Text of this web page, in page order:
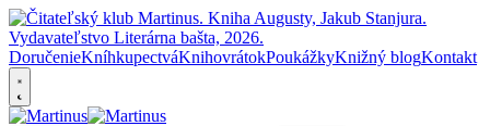
DoručenieKníhkupectváKnihovrátokPoukážkyKnižný blogKontakt